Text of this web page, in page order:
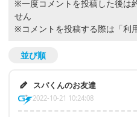
※一度コメントを投稿した後は
せん
※コメントを投稿する際は 「利
並び順
スパくんのお友達
2022-10-21 10:24:08